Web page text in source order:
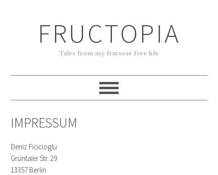
FRUCTOPIA
Tales from my fructose free life
IMPRESSUM
Deniz Ficicioglu
Grüntaler Str. 29
13357 Berlin